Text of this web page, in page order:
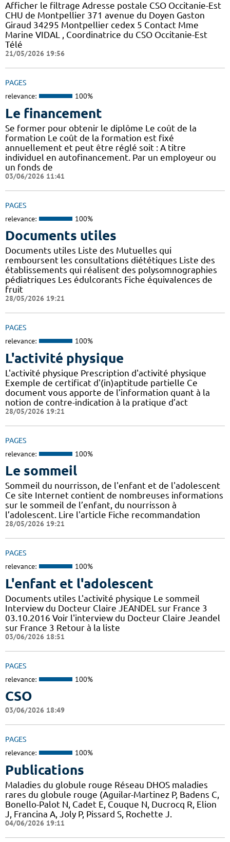
Afficher le filtrage Adresse postale CSO Occitanie-Est
CHU de Montpellier 371 avenue du Doyen Gaston
Giraud 34295 Montpellier cedex 5 Contact Mme
Marine VIDAL , Coordinatrice du CSO Occitanie-Est
Télé
21/05/2026 19:56
PAGES
relevance: 100%
Le financement
Se former pour obtenir le diplôme Le coût de la
formation Le coût de la formation est fixé
annuellement et peut être réglé soit : A titre
individuel en autofinancement. Par un employeur ou
un fonds de
03/06/2026 11:41
PAGES
relevance: 100%
Documents utiles
Documents utiles Liste des Mutuelles qui
remboursent les consultations diététiques Liste des
établissements qui réalisent des polysomnographies
pédiatriques Les édulcorants Fiche équivalences de
fruit
28/05/2026 19:21
PAGES
relevance: 100%
L'activité physique
L'activité physique Prescription d'activité physique
Exemple de certificat d'(in)aptitude partielle Ce
document vous apporte de l’information quant à la
notion de contre-indication à la pratique d’act
28/05/2026 19:21
PAGES
relevance: 100%
Le sommeil
Sommeil du nourrisson, de l'enfant et de l'adolescent
Ce site Internet contient de nombreuses informations
sur le sommeil de l’enfant, du nourrisson à
l’adolescent. Lire l'article Fiche recommandation
28/05/2026 19:21
PAGES
relevance: 100%
L'enfant et l'adolescent
Documents utiles L'activité physique Le sommeil
Interview du Docteur Claire JEANDEL sur France 3
03.10.2016 Voir l'interview du Docteur Claire Jeandel
sur France 3 Retour à la liste
03/06/2026 18:51
PAGES
relevance: 100%
CSO
03/06/2026 18:49
PAGES
relevance: 100%
Publications
Maladies du globule rouge Réseau DHOS maladies
rares du globule rouge (Aguilar-Martinez P, Badens C,
Bonello-Palot N, Cadet E, Couque N, Ducrocq R, Elion
J, Francina A, Joly P, Pissard S, Rochette J.
04/06/2026 19:11